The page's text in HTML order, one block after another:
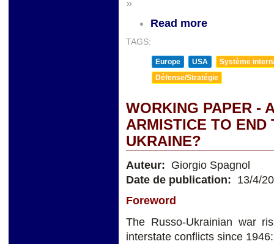
»
Read more
TAGS:
Europe USA
Système
Défense/Stratégie
WORKING PAPER -
ARMISTICE TO END
UKRAINE?
Auteur: Giorgio Spagnol
Date de publication: 13/4/
Foreword
The Russo-Ukrainian war
interstate conflicts since